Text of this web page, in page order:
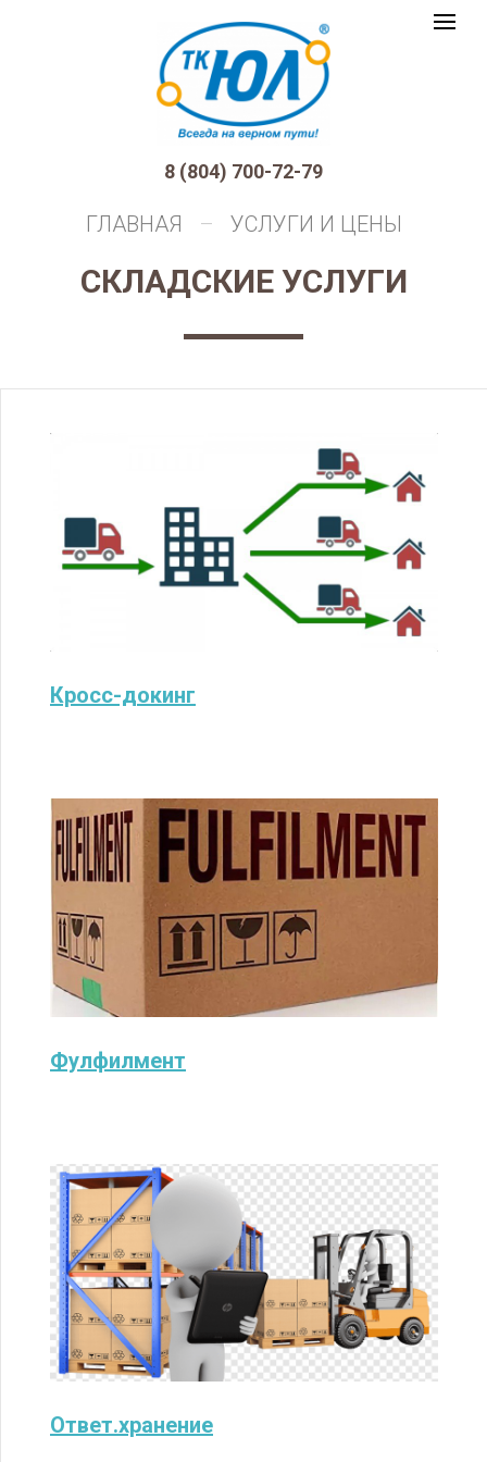
ТК
8 (804) 700-72-79
Toggle
ГЛАВНАЯ УСЛУГИ И ЦЕНЫ
СКЛАДСКИЕ УСЛУГИ
Кросс-докинг
Фулфилмент
Ответ.хранение